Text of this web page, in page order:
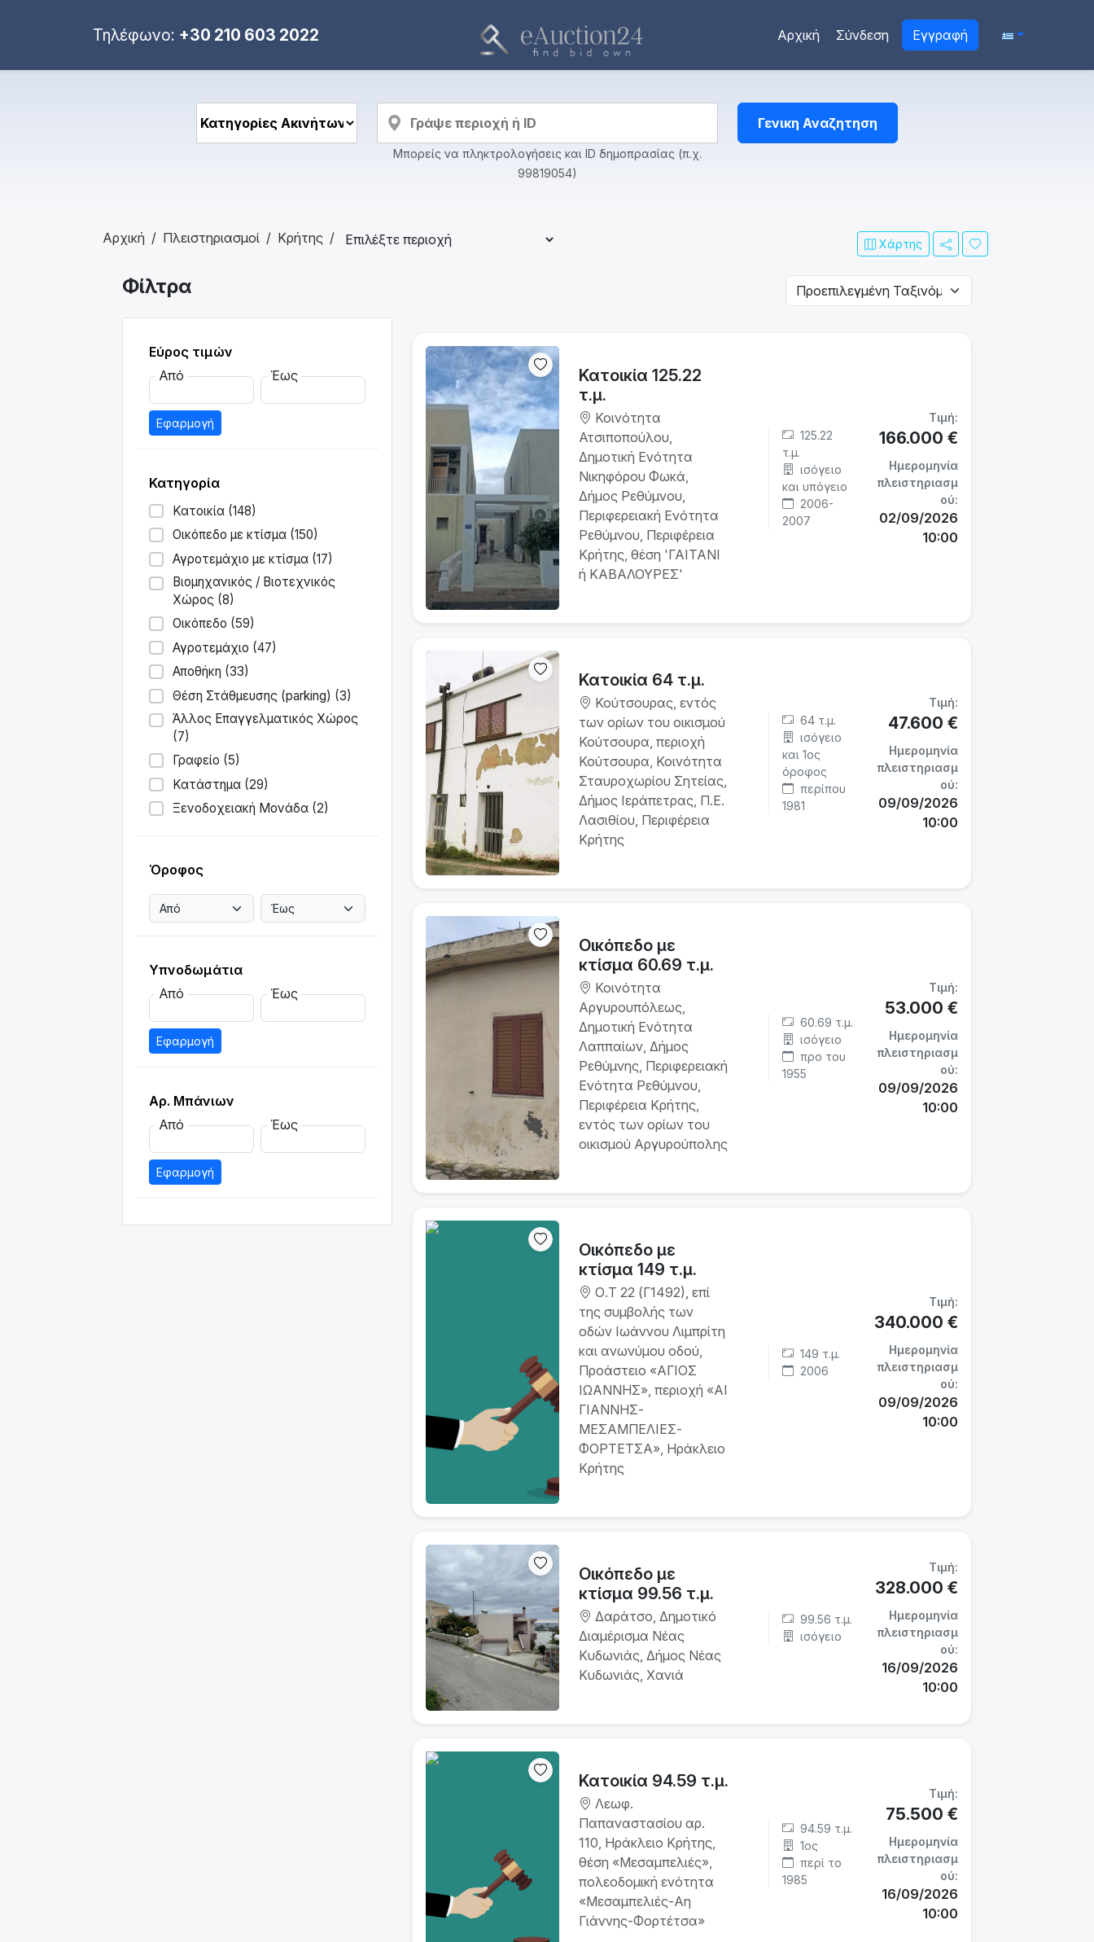
Τηλέφωνο: +30 210 603 2022 Αρχική Σύνδεση Εγγραφή
Μπορείς να πληκτρολογήσεις και ID δημοπρασίας (π.χ.
99819054)
Γενικη Αναζητηση
Αρχική Πλειστηριασμοί Κρήτης Χάρτης
Φίλτρα
Εύρος τιμών
Από
Έως
Εφαρμογή
Κατηγορία
Κατοικία (148)
Οικόπεδο με κτίσμα (150)
Αγροτεμάχιο με κτίσμα (17)
Βιομηχανικός / Βιοτεχνικός
Χώρος (8)
Οικόπεδο (59)
Αγροτεμάχιο (47)
Αποθήκη (33)
Θέση Στάθμευσης (parking) (3)
Άλλος Επαγγελματικός Χώρος
(7)
Γραφείο (5)
Κατάστημα (29)
Ξενοδοχειακή Μονάδα (2)
Όροφος
Υπνοδωμάτια
Από
Έως
Εφαρμογή
Αρ. Μπάνιων
Από
Έως
Εφαρμογή
Κατοικία 125.22
τ.μ.
Κοινότητα
Ατσιποπούλου,
Δημοτική Ενότητα
Νικηφόρου Φωκά,
Δήμος Ρεθύμνου,
Περιφερειακή Ενότητα
Ρεθύμνου, Περιφέρεια
Κρήτης, θέση 'ΓΑΙΤΑΝΙ
ή ΚΑΒΑΛΟΥΡΕΣ'
125.22
τ.μ.
ισόγειο
και υπόγειο
2006-
2007
Τιμή:
166.000 €
Ημερομηνία
πλειστηριασμ
ού:
02/09/2026
10:00
Κατοικία 64 τ.μ.
Κούτσουρας, εντός
των ορίων του οικισμού
Κούτσουρα, περιοχή
Κούτσουρα, Κοινότητα
Σταυροχωρίου Σητείας,
Δήμος Ιεράπετρας, Π.Ε.
Λασιθίου, Περιφέρεια
Κρήτης
64 τ.μ.
ισόγειο
και 1ος
όροφος
περίπου
1981
Τιμή:
47.600 €
Ημερομηνία
πλειστηριασμ
ού:
09/09/2026
10:00
Οικόπεδο με
κτίσμα 60.69 τ.μ.
Κοινότητα
Αργυρουπόλεως,
Δημοτική Ενότητα
Λαππαίων, Δήμος
Ρεθύμνης, Περιφερειακή
Ενότητα Ρεθύμνου,
Περιφέρεια Κρήτης,
εντός των ορίων του
οικισμού Αργυρούπολης
60.69 τ.μ.
ισόγειο
προ του
1955
Τιμή:
53.000 €
Ημερομηνία
πλειστηριασμ
ού:
09/09/2026
10:00
Οικόπεδο με
κτίσμα 149 τ.μ.
Ο.Τ 22 (Γ1492), επί
της συμβολής των
οδών Ιωάννου Λιμπρίτη
και ανωνύμου οδού,
Προάστειο «ΑΓΙΟΣ
ΙΩΑΝΝΗΣ», περιοχή «ΑΙ
ΓΙΑΝΝΗΣ-
ΜΕΣΑΜΠΕΛΙΕΣ-
ΦΟΡΤΕΤΣΑ», Ηράκλειο
Κρήτης
149 τ.μ.
2006
Τιμή:
340.000 €
Ημερομηνία
πλειστηριασμ
ού:
09/09/2026
10:00
Οικόπεδο με
κτίσμα 99.56 τ.μ.
Δαράτσο, Δημοτικό
Διαμέρισμα Νέας
Κυδωνιάς, Δήμος Νέας
Κυδωνιάς, Χανιά
99.56 τ.μ.
ισόγειο
Τιμή:
328.000 €
Ημερομηνία
πλειστηριασμ
ού:
16/09/2026
10:00
Κατοικία 94.59 τ.μ.
Λεωφ.
Παπαναστασίου αρ.
110, Ηράκλειο Κρήτης,
θέση «Μεσαμπελιές»,
πολεοδομική ενότητα
«Μεσαμπελιές-Αη
Γιάννης-Φορτέτσα»
94.59 τ.μ.
1ος
περί το
1985
Τιμή:
75.500 €
Ημερομηνία
πλειστηριασμ
ού:
16/09/2026
10:00